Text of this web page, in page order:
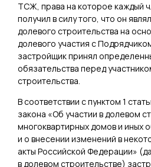
ТСЖ, права на которое каждый
получил в силу того, что он
долевого строительства на
долевого участия с
застройщик принял
обязательства перед
строительства.
В соответствии с пунктом 1
закона «Об участии в долевом
многоквартирных домов и иных
и о внесении изменений в
акты Российской Федерации»
в долевом строительстве)